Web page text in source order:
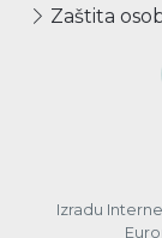
Zaštita
Izradu